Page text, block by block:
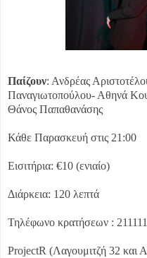
Παίζουν: Ανδρέας
Παναγιωτοπούλου- Αθηνά
Θάνος Παπαθανάσης
Κάθε Παρασκευή στις 21:00
Εισιτήρια: €10 (ενιαίο)
Διάρκεια: 120 λεπτά
Τηλέφωνο κρατήσεων :
ProjectR (Λαγουμιτζή 32 και